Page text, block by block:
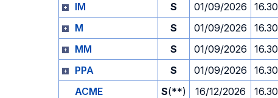
IM
S 01/09/2026 16.30
M
S 01/09/2026 16.30
MM
S 01/09/2026 16.30
PPA
S 01/09/2026 16.30
ACME
S(**) 16/12/2026 16.30